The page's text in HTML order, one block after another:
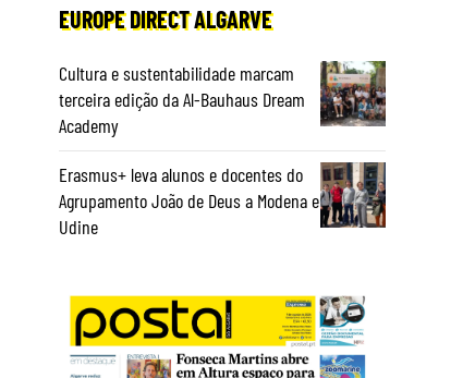
EUROPE DIRECT ALGARVE
Cultura e sustentabilidade marcam
terceira edição da Al-Bauhaus Dream
Academy
Erasmus+ leva alunos e docentes do
Agrupamento João de Deus a Modena e
Udine